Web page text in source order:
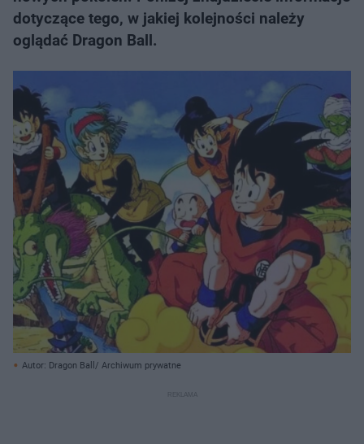
dotyczące tego, w jakiej kolejności należy
oglądać Dragon Ball.
Autor: Dragon Ball/ Archiwum prywatne